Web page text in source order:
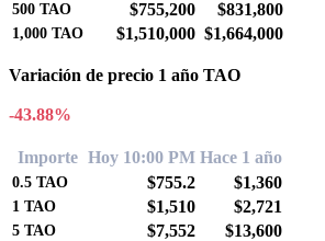
500 TAO $755,200 $831,800
1,000 TAO $1,510,000 $1,664,000
Variación de precio 1 año TAO
-43.88%
Importe Hoy 10:00 PM Hace 1 año
0.5 TAO $755.2 $1,360
1 TAO $1,510 $2,721
5 TAO $7,552 $13,600